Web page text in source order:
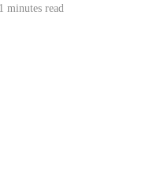
1 minutes read